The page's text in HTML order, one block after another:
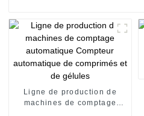
Ligne de production de
machines de comptage